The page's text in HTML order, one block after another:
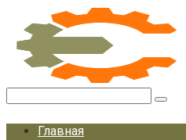
Перейти
контенту
Главная